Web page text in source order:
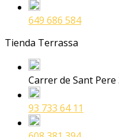
649 686 584
Tienda Terrassa
Carrer de Sant
93 733 64 11